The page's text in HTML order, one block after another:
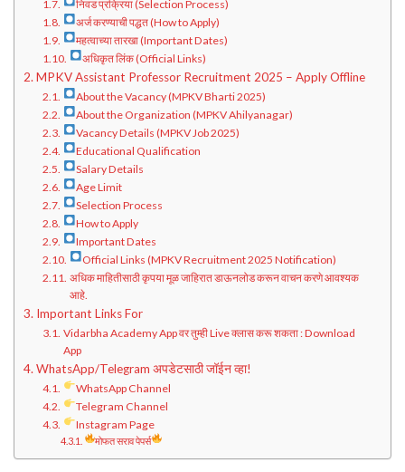
निवड प्रक्रिया (Selection Process)
अर्ज करण्याची पद्धत (How to Apply)
महत्वाच्या तारखा (Important Dates)
अधिकृत लिंक (Official Links)
MPKV Assistant Professor Recruitment 2025 – Apply Offline
About the Vacancy (MPKV Bharti 2025)
About the Organization (MPKV Ahilyanagar)
Vacancy Details (MPKV Job 2025)
Educational Qualification
Salary Details
Age Limit
Selection Process
How to Apply
Important Dates
Official Links (MPKV Recruitment 2025 Notification)
अधिक माहितीसाठी कृपया मूळ जाहिरात डाऊनलोड करून वाचन करणे आवश्यक
आहे.
Important Links For
Vidarbha Academy App वर तुम्ही Live क्लास करू शकता : Download
App
WhatsApp/Telegram अपडेटसाठी जॉईन व्हा!
WhatsApp Channel
Telegram Channel
Instagram Page
मोफत सराव पेपर्स